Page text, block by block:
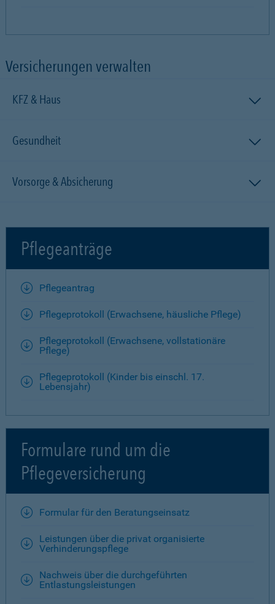
Versicherungen verwalten
KFZ & Haus
Gesundheit
Vorsorge & Absicherung
Pflegeanträge
Pflegeantrag
Pflegeprotokoll (Erwachsene, häusliche Pflege)
Pflegeprotokoll (Erwachsene, vollstationäre
Pflege)
Pflegeprotokoll (Kinder bis einschl. 17.
Lebensjahr)
Formulare rund um die
Pflegeversicherung
Formular für den Beratungseinsatz
Leistungen über die privat organisierte
Verhinderungspflege
Nachweis über die durchgeführten
Entlastungsleistungen